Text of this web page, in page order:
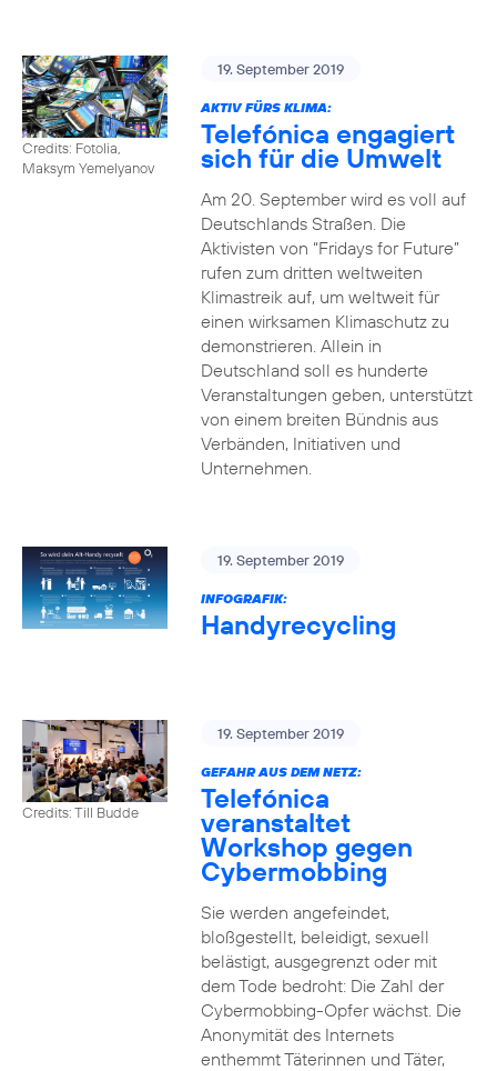
Credits: Fotolia,
Maksym Yemelyanov
19. September 2019
AKTIV FÜRS KLIMA:
Telefónica engagiert
sich für die Umwelt
Am 20. September wird es voll auf
Deutschlands Straßen. Die
Aktivisten von “Fridays for Future”
rufen zum dritten weltweiten
Klimastreik auf, um weltweit für
einen wirksamen Klimaschutz zu
demonstrieren. Allein in
Deutschland soll es hunderte
Veranstaltungen geben, unterstützt
von einem breiten Bündnis aus
Verbänden, Initiativen und
Unternehmen.
19. September 2019
INFOGRAFIK:
Handyrecycling
Credits: Till Budde
19. September 2019
GEFAHR AUS DEM NETZ:
Telefónica
veranstaltet
Workshop gegen
Cybermobbing
Sie werden angefeindet,
bloßgestellt, beleidigt, sexuell
belästigt, ausgegrenzt oder mit
dem Tode bedroht: Die Zahl der
Cybermobbing-Opfer wächst. Die
Anonymität des Internets
enthemmt Täterinnen und Täter,